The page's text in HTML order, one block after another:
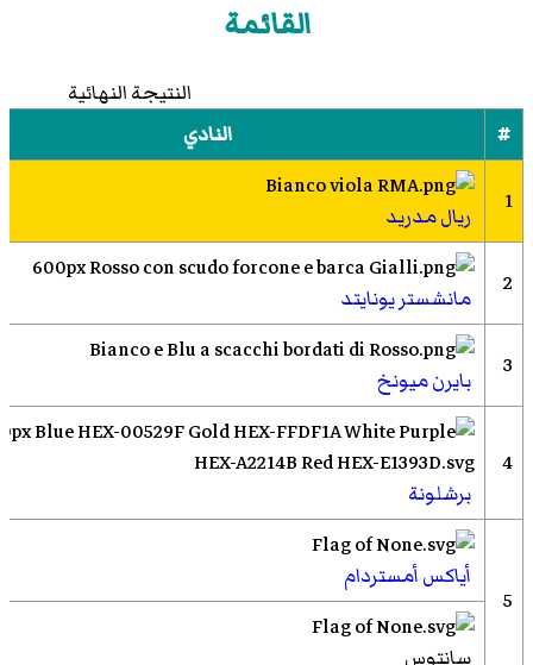
القائمة
النتيجة النهائية
#
النادي
1 ريال مدريد
2 مانشستر يونايتد
3 بايرن ميونخ
4
برشلونة
5
أياكس أمستردام
سانتوس